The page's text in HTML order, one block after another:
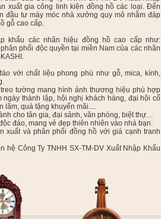
xuất gia công linh kiện đồng hồ các loại. Đến
đầu tư máy móc nhà xưởng quy mô nhằm đáp
gỗ cao cấp.
khẩu các nhãn hiệu đồng hồ cao cấp như:
phối độc quyền tại miền Nam của các nhãn
với chất liệu phong phú như gỗ, mica, kính,
tường mang hình ảnh thương hiệu phù hợp
thành lập, hội nghị khách hàng, đại hội cổ
lãm, quà tặng khuyến mãi....
cho tân gia, đại sảnh, văn phòng, biệt thự…
đáo, mang vẻ đẹp thiên nhiên vào nhà bạn.
xuất và phân phối đồng hồ với giá cạnh tranh
hệ Công Ty TNHH SX-TM-DV Xuất Nhập Khẩu